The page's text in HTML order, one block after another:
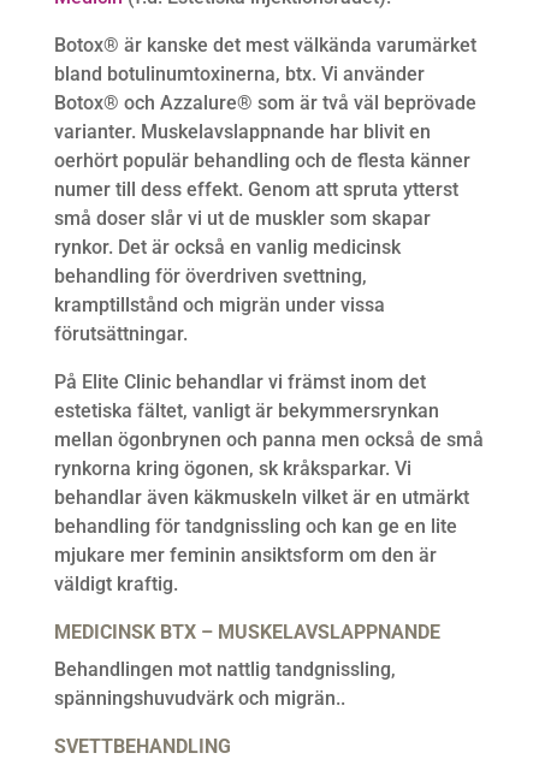
Botox® är kanske det mest välkända varumärket
bland botulinumtoxinerna, btx. Vi använder
Botox® och Azzalure® som är två väl beprövade
varianter. Muskelavslappnande har blivit en
oerhört populär behandling och de flesta känner
numer till dess effekt. Genom att spruta ytterst
små doser slår vi ut de muskler som skapar
rynkor. Det är också en vanlig medicinsk
behandling för överdriven svettning,
kramptillstånd och migrän under vissa
förutsättningar.
På Elite Clinic behandlar vi främst inom det
estetiska fältet, vanligt är bekymmersrynkan
mellan ögonbrynen och panna men också de små
rynkorna kring ögonen, sk kråksparkar. Vi
behandlar även käkmuskeln vilket är en utmärkt
behandling för tandgnissling och kan ge en lite
mjukare mer feminin ansiktsform om den är
väldigt kraftig.
MEDICINSK BTX – MUSKELAVSLAPPNANDE
Behandlingen mot nattlig tandgnissling,
spänningshuvudvärk och migrän..
SVETTBEHANDLING